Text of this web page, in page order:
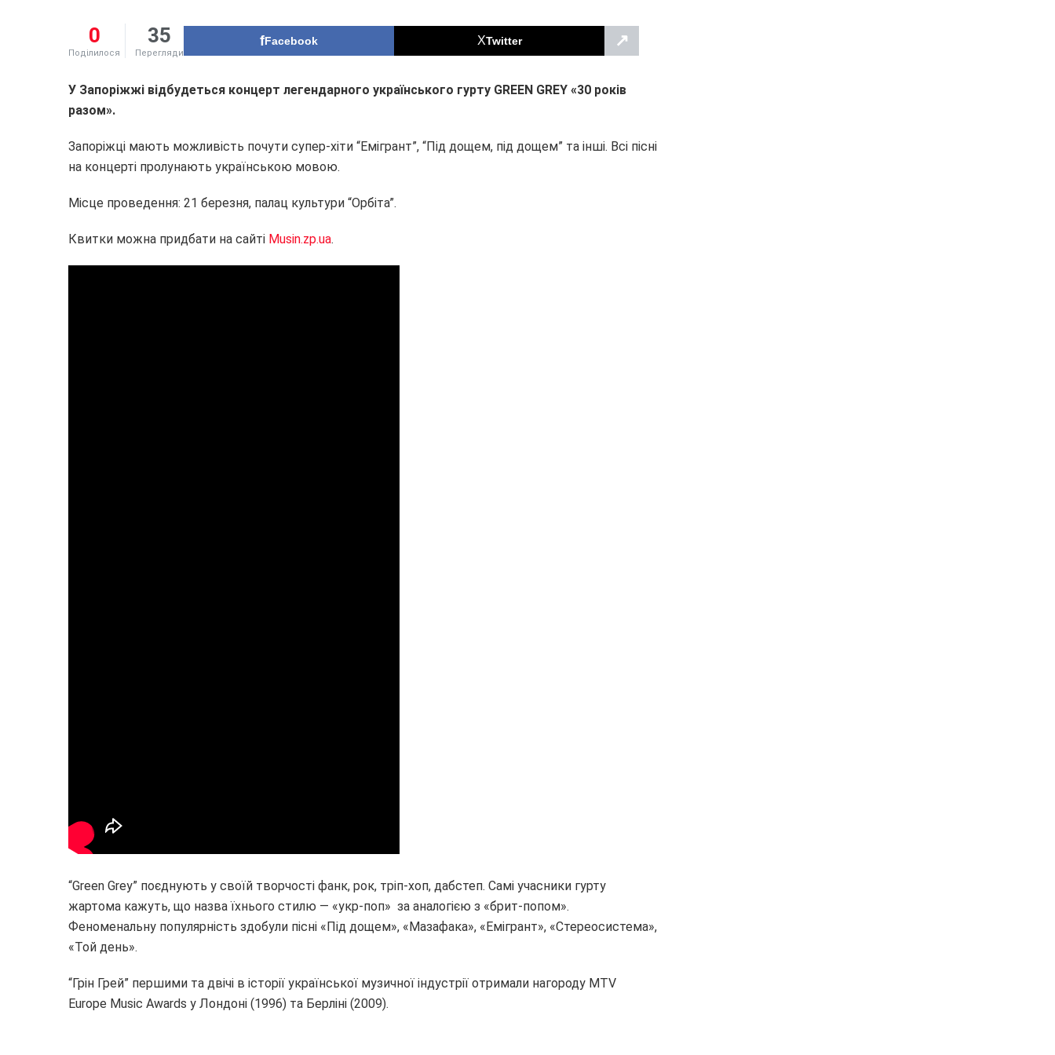
0
Поділилося
35
Перегляди
Facebook Twitter ↗
У Запоріжжі відбудеться концерт легендарного українського гурту GREEN GREY «30 років
разом».
Запоріжці мають можливість почути супер-хіти “Емігрант”, “Під дощем, під дощем” та інші. Всі пісні
на концерті пролунають українською мовою.
Місце проведення: 21 березня, палац культури “Орбіта”.
Квитки можна придбати на сайті Musin.zp.ua.
“Green Grey” поєднують у своїй творчості фанк, рок, тріп-хоп, дабстеп. Самі учасники гурту
жартома кажуть, що назва їхнього стилю — «укр-поп» за аналогією з «брит-попом».
Феноменальну популярність здобули пісні «Під дощем», «Мазафака», «Емігрант», «Стереосистема»,
«Той день».
“Грін Грей” першими та двічі в історії української музичної індустрії отримали нагороду MTV
Europe Music Awards у Лондоні (1996) та Берліні (2009).